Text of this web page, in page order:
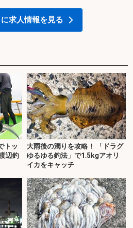
求人情報を見る
トッ
辺釣
大雨後の濁りを攻略！ 「ドラグ
ゆるゆる釣法」で1.5kgアオリ
イカをキャッチ